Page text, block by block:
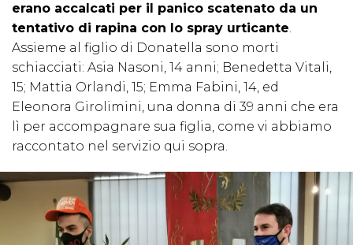
erano accalcati per il panico scatenato da un
tentativo di rapina con lo spray urticante.
Assieme al figlio di Donatella sono morti
schiacciati: Asia Nasoni, 14 anni; Benedetta Vitali,
15; Mattia Orlandi, 15; Emma Fabini, 14, ed
Eleonora Girolimini, una donna di 39 anni che era
lì per accompagnare sua figlia, come vi abbiamo
raccontato nel servizio qui sopra.